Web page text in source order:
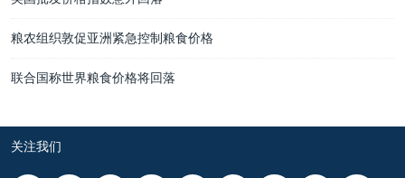
粮农组织敦促亚洲紧急控制粮食价格
联合国称世界粮食价格将回落
关注我们